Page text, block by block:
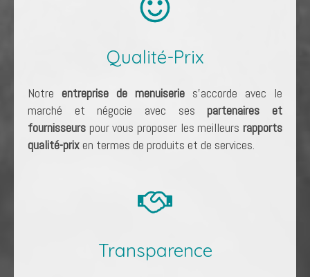
Qualité-Prix
Notre entreprise de menuiserie s'accorde avec le
marché et négocie avec ses partenaires et
fournisseurs pour vous proposer les meilleurs rapports
qualité-prix en termes de produits et de services.
Transparence